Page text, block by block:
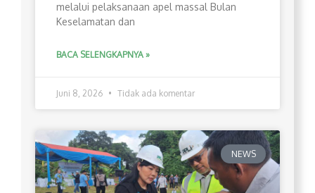
melalui pelaksanaan apel massal Bulan
Keselamatan dan
BACA SELENGKAPNYA »
Juni 8, 2026 Tidak ada komentar
NEWS